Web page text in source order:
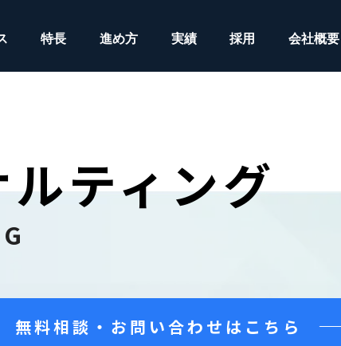
特長 進め方 実績 採用 会社概要
ティング
無料相談・お問い合わせはこちら